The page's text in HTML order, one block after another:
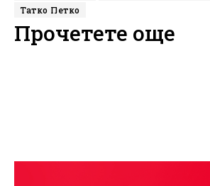
Татко Петко
Прочетете още